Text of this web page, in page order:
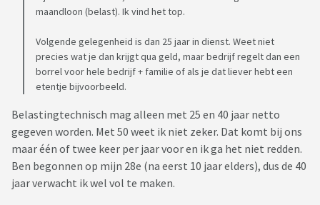
maandloon (belast). Ik vind het top.
Volgende gelegenheid is dan 25 jaar in dienst. Weet niet
precies wat je dan krijgt qua geld, maar bedrijf regelt dan een
borrel voor hele bedrijf + familie of als je dat liever hebt een
etentje bijvoorbeeld.
Belastingtechnisch mag alleen met 25 en 40 jaar netto
gegeven worden. Met 50 weet ik niet zeker. Dat komt bij ons
maar één of twee keer per jaar voor en ik ga het niet redden.
Ben begonnen op mijn 28e (na eerst 10 jaar elders), dus de 40
jaar verwacht ik wel vol te maken.